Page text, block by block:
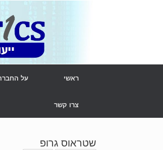
ראשי על
צרו קשר
שטראוס גרופ